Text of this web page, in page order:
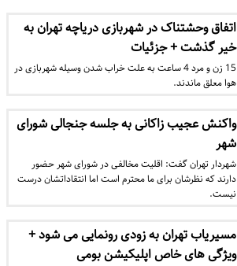
اتفاق وحشتناک در شهربازی دریاچه تهران به
خیر گذشت + جزئیات
15 زن و مرد 4 ساعت به علت خراب شدن وسیله شهربازی در
هوا معلق ماندند.
واکنش عجیب زاکانی به جلسه جنجالی شورای
شهر
شهردار تهران گفت: اقلیت مخالفی در شورای شهر حضور
دارند که نظرشان برای ما محترم است اما انتقاداتشان درست
نیست.
مسیریاب تهران به زودی رونمایی می شود +
ویژگی های خاص اپلیکیشن بومی